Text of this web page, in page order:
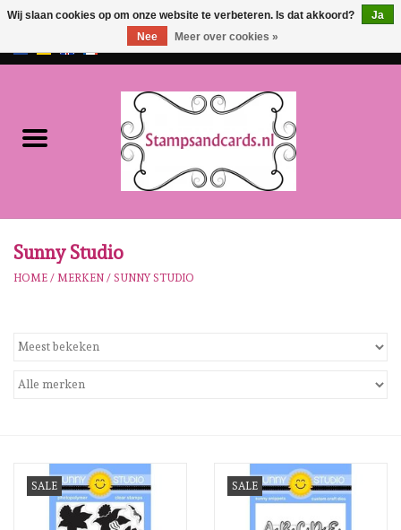
EUR/GBP
NIEUW!!
Onze Merken
Stempels
Sunny Studio
HOME / MERKEN / SUNNY STUDIO
SALE SALE
Wij slaan cookies op om onze website te verbeteren. Is dat akkoord?
Ja
Nee
Meer over cookies »